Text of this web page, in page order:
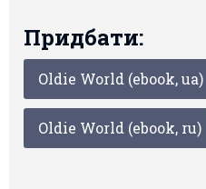
Придбати:
Oldie World (ebook, ua)
Oldie World (ebook, ru)